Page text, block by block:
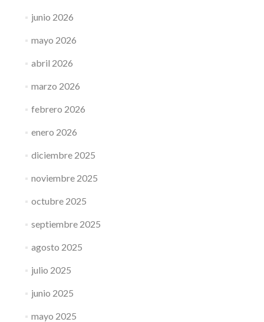
junio 2026
mayo 2026
abril 2026
marzo 2026
febrero 2026
enero 2026
diciembre 2025
noviembre 2025
octubre 2025
septiembre 2025
agosto 2025
julio 2025
junio 2025
mayo 2025